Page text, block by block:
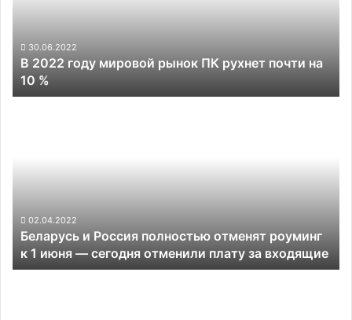
почти
на
10
%
30.06.2022
В 2022 году мировой рынок ПК рухнет почти на
10 %
июня —
сегодня
отменили
02.04.2022
Беларусь и Россия полностью отменят роуминг
к 1 июня — сегодня отменили плату за входящие